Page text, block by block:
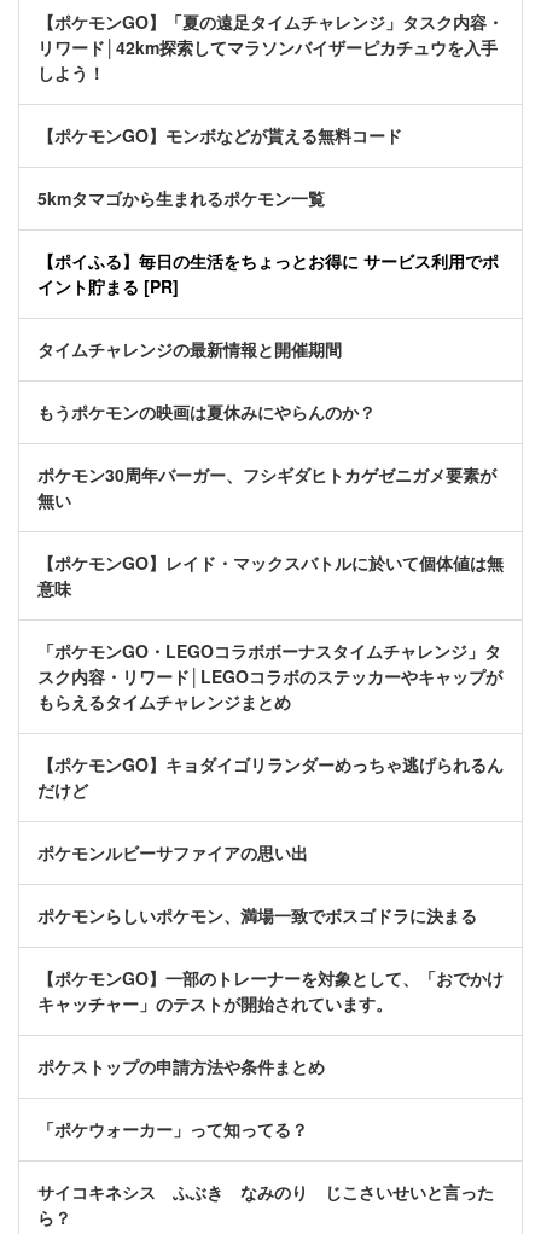
【ポケモンGO】「夏の遠足タイムチャレンジ」タスク内容・
リワード│42km探索してマラソンバイザーピカチュウを入手
しよう！
【ポケモンGO】モンボなどが貰える無料コード
5kmタマゴから生まれるポケモン一覧
【ポイふる】毎日の生活をちょっとお得に サービス利用でポ
イント貯まる [PR]
タイムチャレンジの最新情報と開催期間
もうポケモンの映画は夏休みにやらんのか？
ポケモン30周年バーガー、フシギダヒトカゲゼニガメ要素が
無い
【ポケモンGO】レイド・マックスバトルに於いて個体値は無
意味
「ポケモンGO・LEGOコラボボーナスタイムチャレンジ」タ
スク内容・リワード│LEGOコラボのステッカーやキャップが
もらえるタイムチャレンジまとめ
【ポケモンGO】キョダイゴリランダーめっちゃ逃げられるん
だけど
ポケモンルビーサファイアの思い出
ポケモンらしいポケモン、満場一致でボスゴドラに決まる
【ポケモンGO】一部のトレーナーを対象として、「おでかけ
キャッチャー」のテストが開始されています。
ポケストップの申請方法や条件まとめ
「ポケウォーカー」って知ってる？
サイコキネシス ふぶき なみのり じこさいせいと言った
ら？